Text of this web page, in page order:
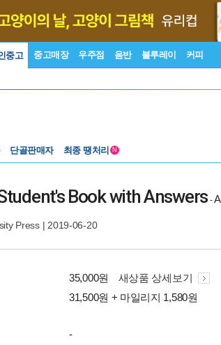
중고 중고매장 우주점 음반 블루레이 커피
단골판매자 최종 땡처리 N
Book with Answers-
Press| 2019-06-20
35,000원
새상품 상세보기
31,500원 + 마일리지 1,580원
-